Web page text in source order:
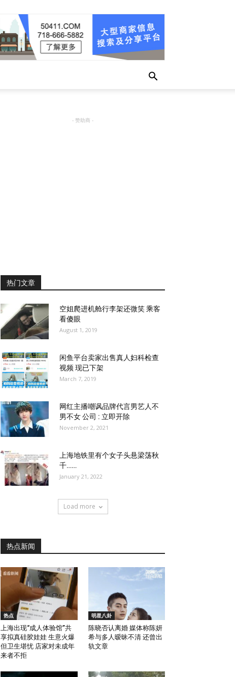
- 赞助商 -
热门文章
空姐爬进机舱行李架还微笑 乘客
看傻眼
August 1, 2019
闲鱼平台卖家出售真人妇科检查
视频 现已下架
March 7, 2019
网红主播嘲讽品牌代言男艺人不
男不女 公司 : 立即开除
November 2, 2021
上海地铁里有个女子头悬梁荡秋
千……
January 21, 2022
Load more
热点新闻
热点
上海出现“成人体验馆”共
享拟真硅胶娃娃 生意火爆
但卫生堪忧 店家对未成年
来者不拒
明星八卦
陈晓否认离婚 媒体称陈妍
希与多人暧昧不清 还曾出
轨文章